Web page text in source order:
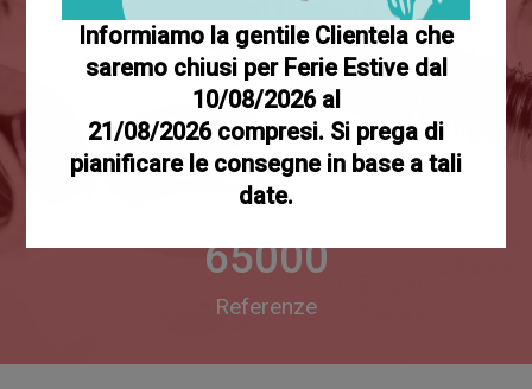
Informiamo la gentile Clientela che
saremo chiusi per Ferie Estive dal
10/08/2026 al
21/08/2026 compresi. Si prega di
pianificare le consegne in base a tali
date.
Anni di esperienza
65000
Referenze